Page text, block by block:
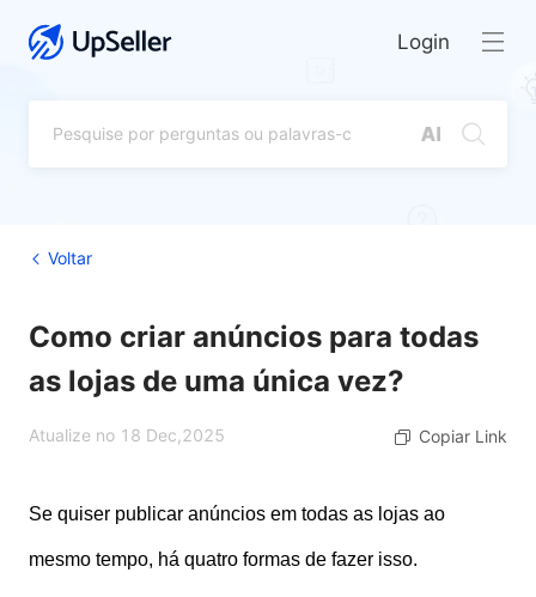
Login
Voltar
Como criar anúncios para todas
as lojas de uma única vez?
Atualize no 18 Dec,2025 Copiar Link
Se quiser publicar anúncios em todas as lojas ao
mesmo tempo, há quatro formas de fazer isso.